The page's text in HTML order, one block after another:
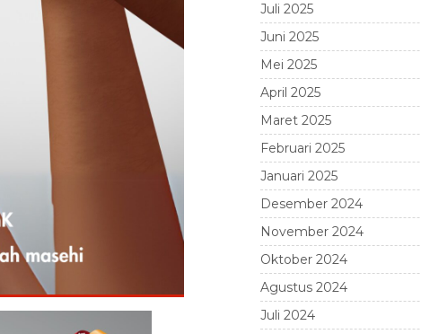
Juli 2025
Juni 2025
Mei 2025
April 2025
Maret 2025
Februari 2025
Januari 2025
Desember 2024
November 2024
Oktober 2024
Agustus 2024
Juli 2024